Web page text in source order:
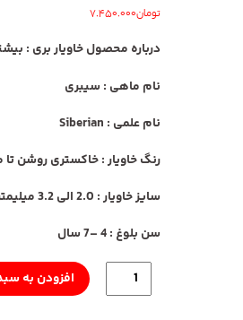
تومان7.450.000
درباره محصول خاویار بری : ب
نام ماهی : سیبری
نام علمی : Siberian
رنگ خاویار: خاکستری روشن
سایز خاویار: 2.0 الی 3.2 میلیمتر
سن بلوغ : 4 –7 سال
خاویار
بری
افزودن به